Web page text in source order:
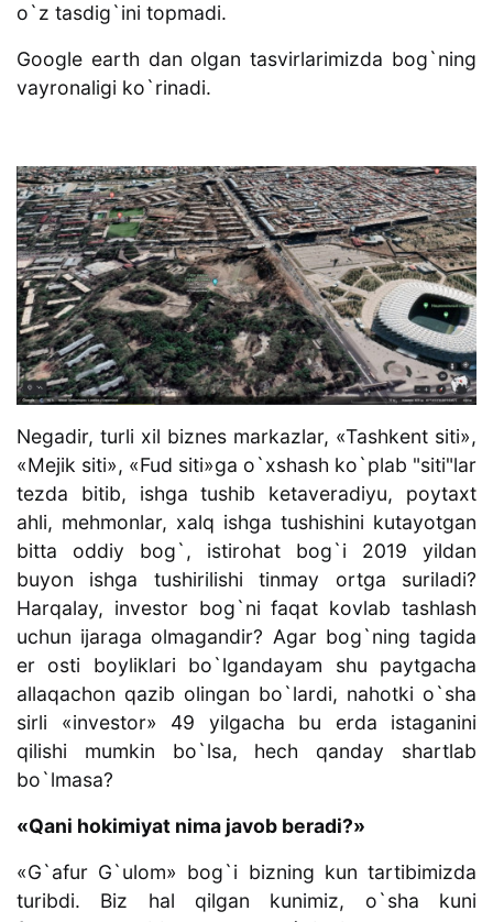
o`z tasdig`ini topmadi.
Google earth dan olgan tasvirlarimizda bog`ning
vayronaligi ko`rinadi.
Negadir, turli xil biznes markazlar, «Tashkent siti»,
«Mejik siti», «Fud siti»ga o`xshash ko`plab "siti"lar
tezda bitib, ishga tushib ketaveradiyu, poytaxt
ahli, mehmonlar, xalq ishga tushishini kutayotgan
bitta oddiy bog`, istirohat bog`i 2019 yildan
buyon ishga tushirilishi tinmay ortga suriladi?
Harqalay, investor bog`ni faqat kovlab tashlash
uchun ijaraga olmagandir? Agar bog`ning tagida
er osti boyliklari bo`lgandayam shu paytgacha
allaqachon qazib olingan bo`lardi, nahotki o`sha
sirli «investor» 49 yilgacha bu erda istaganini
qilishi mumkin bo`lsa, hech qanday shartlab
bo`lmasa?
«Qani hokimiyat nima javob beradi?»
«G`afur G`ulom» bog`i bizning kun tartibimizda
turibdi. Biz hal qilgan kunimiz, o`sha kuni